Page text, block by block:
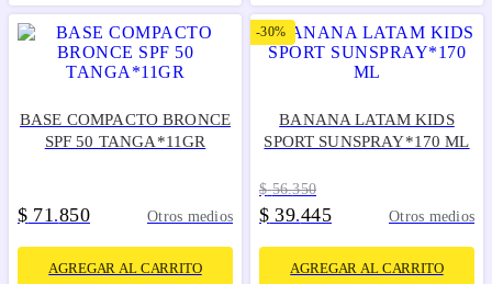
BASE COMPACTO BRONCE
SPF 50 TANGA*11GR
$ 71 .850 Otros medios
AGREGAR AL CARRITO
-30%
BANANA LATAM KIDS
SPORT SUNSPRAY*170 ML
$ 56.350
$ 39.445 Otros medios
AGREGAR AL CARRITO